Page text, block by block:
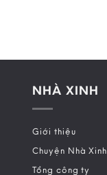
NHÀ XINH
Giới thiệu
Chuyện Nhà Xinh
Tổng công ty